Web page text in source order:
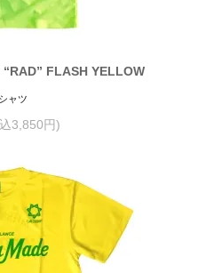
FLASH YELLOW
ャツ
3,850円)